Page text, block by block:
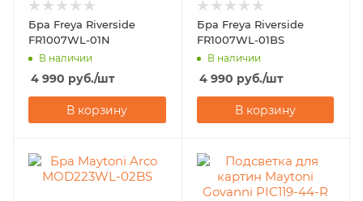
Бра Freya Riverside
FR1007WL-01N
В наличии
4 990 руб./шт
В корзину
Бра Freya Riverside
FR1007WL-01BS
В наличии
4 990 руб./шт
В корзину